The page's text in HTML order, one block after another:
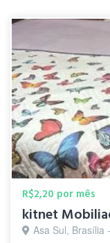
R$2,20 por mês
kitnet
Asa Sul, Brasília